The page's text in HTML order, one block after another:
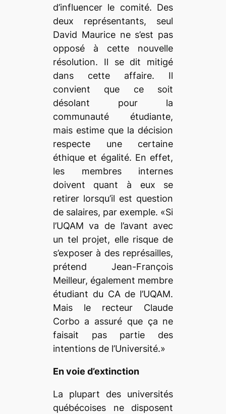
d’influencer le comité. Des
deux représentants, seul
David Maurice ne s’est pas
opposé à cette nouvelle
résolution. Il se dit mitigé
dans cette affaire. Il
convient que ce soit
désolant pour la
communauté étudiante,
mais estime que la décision
respecte une certaine
éthique et égalité. En effet,
les membres internes
doivent quant à eux se
retirer lorsqu’il est question
de salaires, par exemple. «Si
l’UQAM va de l’avant avec
un tel projet, elle risque de
s’exposer à des représailles,
prétend Jean-François
Meilleur, également membre
étudiant du CA de l’UQAM.
Mais le recteur Claude
Corbo a assuré que ça ne
faisait pas partie des
intentions de l’Université.»
En voie d’extinction
La plupart des universités
québécoises ne disposent